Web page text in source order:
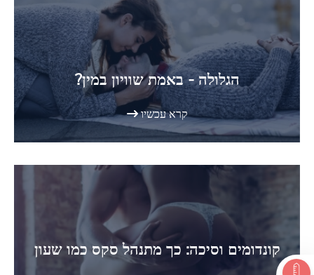
הגלולה - באמת שוויון במין?
קרא עכשיו
קונדומים וסיכה: כך מתנהל סקס כמו שעון